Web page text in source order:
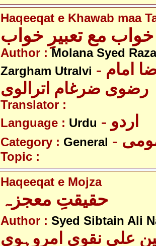
Haqeeqat e Khawab maa
مع تعبیرِ خواب
Author :Molana Syed
Zargham Utralvi - مولانا سید رضا امام
رضوی ضرغام اترالوی
Translator :
Language : Urdu - اردو
Category : General
Topic :
Haqeeqat e Mojza
حقیقتِ معجزہ
Author : Syed Sibtain Ali
علی نقوی امروہوی